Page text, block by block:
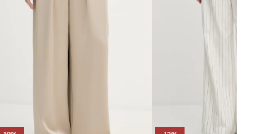
běžně nosíte.
Tabulka velikosti